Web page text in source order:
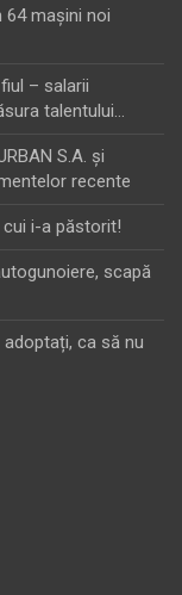
64 maşini noi
– salarii
talentului…
S.A. şi
recente
cui i-a păstorit!
scapă
ca să nu